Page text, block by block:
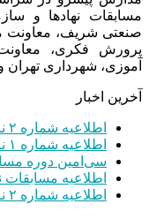
مسابقات نهادها و
صنعتی شریف، معاونت
پرورش فکری،
آموزی، شهرداری تهران
آخرین اخبار
اطلاعیه شماره ۲ نادکاپ ۳۰ – ثبت‌نام
اطلاعیه شماره ۱ نادکاپ ۳۰ – قوانین
سی‌امین دوره
اطلاعیه مسابقات
اطلاعیه شماره ۲ نادکاپ ۲۸ – ثبت‌نام